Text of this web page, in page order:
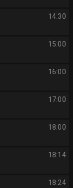
14:30
15:00
16:00
17:00
18:00
18:14
18:24